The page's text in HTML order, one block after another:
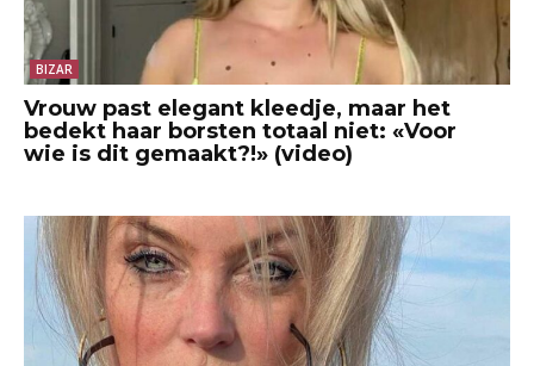
BIZAR
Vrouw past elegant kleedje, maar het
bedekt haar borsten totaal niet: «Voor
wie is dit gemaakt?!» (video)